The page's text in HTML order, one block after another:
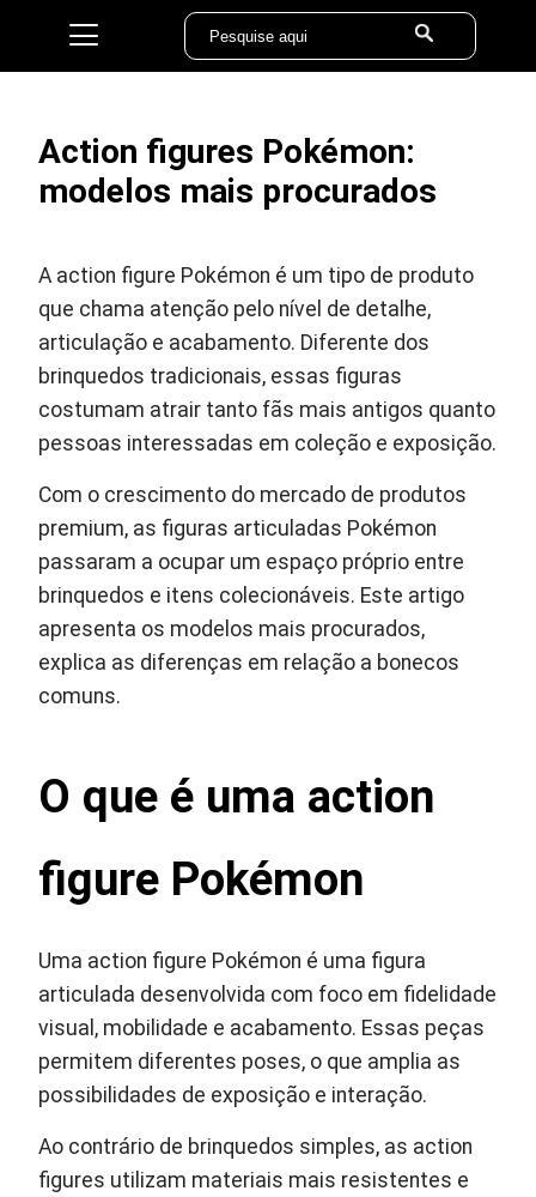
Action figures Pokémon:
modelos mais procurados
A action figure Pokémon é um tipo de produto
que chama atenção pelo nível de detalhe,
articulação e acabamento. Diferente dos
brinquedos tradicionais, essas figuras
costumam atrair tanto fãs mais antigos quanto
pessoas interessadas em coleção e exposição.
Com o crescimento do mercado de produtos
premium, as figuras articuladas Pokémon
passaram a ocupar um espaço próprio entre
brinquedos e itens colecionáveis. Este artigo
apresenta os modelos mais procurados,
explica as diferenças em relação a bonecos
comuns.
O que é uma action
figure Pokémon
Uma action figure Pokémon é uma figura
articulada desenvolvida com foco em fidelidade
visual, mobilidade e acabamento. Essas peças
permitem diferentes poses, o que amplia as
possibilidades de exposição e interação.
Ao contrário de brinquedos simples, as action
figures utilizam materiais mais resistentes e